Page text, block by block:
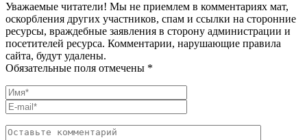
Уважаемые читатели! Мы не приемлем в комментариях мат,
оскорбления других участников, спам и ссылки на сторонние
ресурсы, враждебные заявления в сторону администрации и
посетителей ресурса. Комментарии, нарушающие правила
сайта, будут удалены.
Обязательные поля отмечены *